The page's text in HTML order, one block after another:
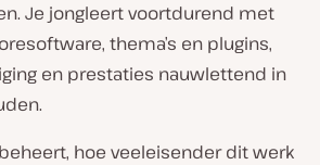
Je jongleert voortdurend met
thema’s en plugins,
en prestaties nauwlettend in
hoe veeleisender dit werk